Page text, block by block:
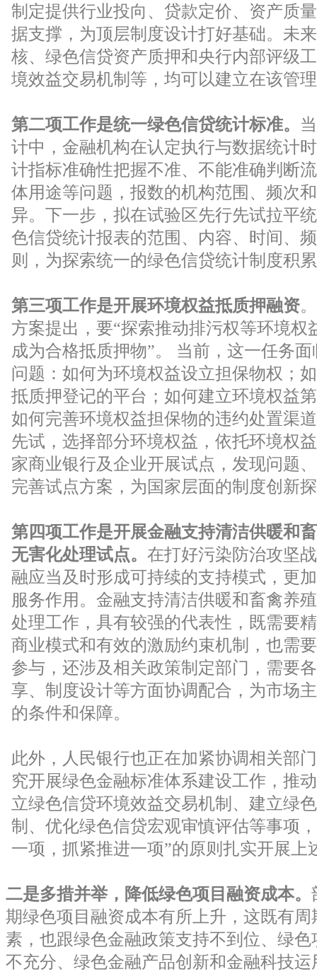
制定提供行业投向、贷款定价、资产质
据支撑，为顶层制度设计打好基础。未
核、绿色信贷资产质押和央行内部评级
境效益交易机制等，均可以建立在该管
第二项工作是统一绿色信贷统计标准。
计中，金融机构在认定执行与数据统计
计指标准确性把握不准、不能准确判断
体用途等问题，报数的机构范围、频次
异。下一步，拟在试验区先行先试拉平
色信贷统计报表的范围、内容、时间、
则，为探索统一的绿色信贷统计制度积
第三项工作是开展环境权益抵质押融资
方案提出，要“探索推动排污权等环境权
成为合格抵质押物”。 当前，这一任务
问题：如何为环境权益设立担保物权；
抵质押登记的平台；如何建立环境权益
如何完善环境权益担保物的违约处置渠
先试，选择部分环境权益，依托环境权
家商业银行及企业开展试点，发现问题
完善试点方案，为国家层面的制度创新
第四项工作是开展金融支持清洁供暖和
无害化处理试点。 在打好污染防治攻坚
融应当及时形成可持续的支持模式，更
服务作用。金融支持清洁供暖和畜禽养
处理工作，具有较强的代表性，既需要
商业模式和有效的激励约束机制，也需
参与，还涉及相关政策制定部门，需要
享、制度设计等方面协调配合，为市场
的条件和保障。
此外，人民银行也正在加紧协调相关部
究开展绿色金融标准体系建设工作，推
立绿色信贷环境效益交易机制、建立绿
制、优化绿色信贷宏观审慎评估等事项
一项，抓紧推进一项”的原则扎实开展上
二是多措并举，降低绿色项目融资成本。
期绿色项目融资成本有所上升，这既有
素，也跟绿色金融政策支持不到位、绿
不充分、绿色金融产品创新和金融科技